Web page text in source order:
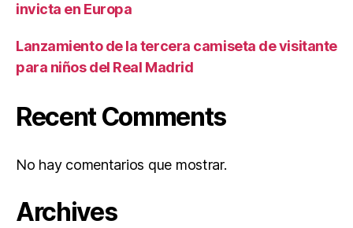
invicta en Europa
Lanzamiento de la tercera camiseta de visitante
para niños del Real Madrid
Recent Comments
No hay comentarios que mostrar.
Archives